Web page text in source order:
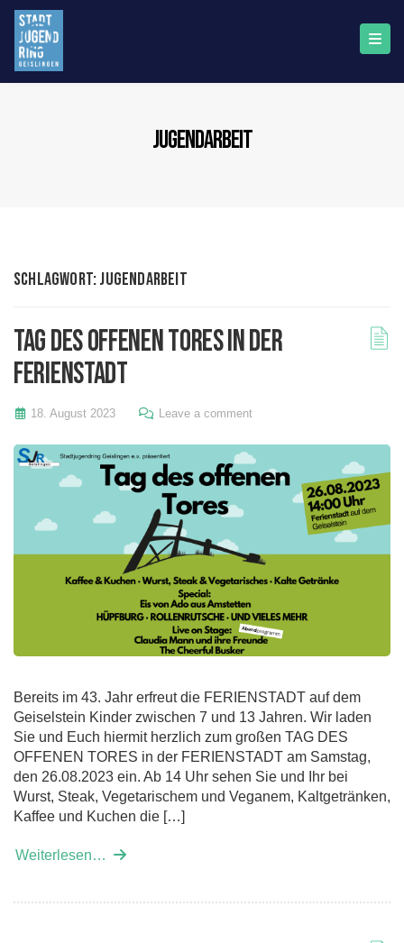
jugendarbeit
Schlagwort:jugendarbeit
Tag des offenen Tores in der
Ferienstadt
18. August 2023 Leave a comment
Bereits im 43. Jahr erfreut die FERIENSTADT auf dem
Geiselstein Kinder zwischen 7 und 13 Jahren. Wir laden
Sie und Euch hiermit herzlich zum großen TAG DES
OFFENEN TORES in der FERIENSTADT am Samstag,
den 26.08.2023 ein. Ab 14 Uhr sehen Sie und Ihr bei
Wurst, Steak, Vegetarischem und Veganem, Kaltgetränken,
Kaffee und Kuchen die […]
Weiterlesen…